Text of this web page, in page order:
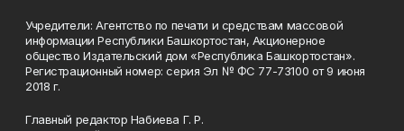
Учредители: Агентство по печати и средствам массовой
информации Республики Башкортостан, Акционерное
общество Издательский дом «Республика Башкортостан».
Регистрационный номер: серия Эл № ФС 77-73100 от 9 июня
2018 г.
Главный редактор Набиева Г. Р.